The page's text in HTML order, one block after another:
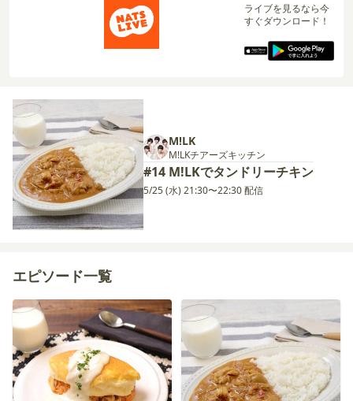
ライブを見るなら今
すぐダウンロード！
M!LK
M!LKチアーズキッチン
#14 M!LKでタンドリーチキン
5/25 (水) 21:30〜22:30 配信
エピソード一覧